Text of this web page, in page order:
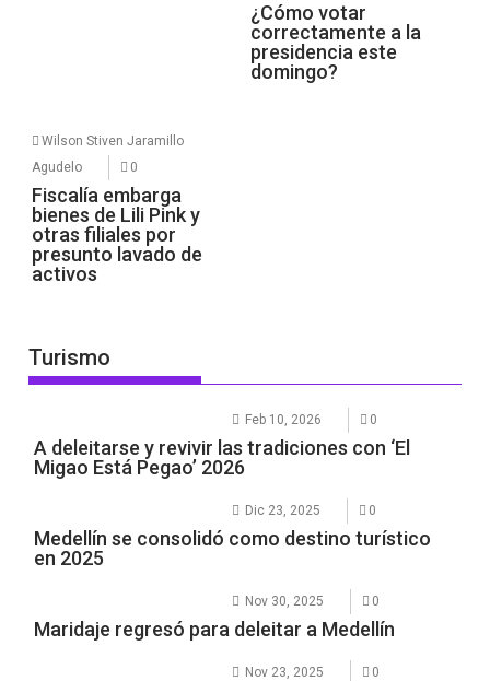
¿Cómo votar
correctamente a la
presidencia este
domingo?
Wilson Stiven Jaramillo
Agudelo
0
Fiscalía embarga
bienes de Lili Pink y
otras filiales por
presunto lavado de
activos
Turismo
Feb 10, 2026 0
A deleitarse y revivir las tradiciones con ‘El
Migao Está Pegao’ 2026
Dic 23, 2025 0
Medellín se consolidó como destino turístico
en 2025
Nov 30, 2025 0
Maridaje regresó para deleitar a Medellín
Nov 23, 2025 0